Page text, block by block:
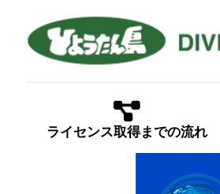
ライセンス取得までの流れ